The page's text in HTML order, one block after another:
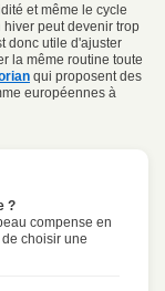
et même le cycle
peut devenir trop
donc utile d'ajuster
la même routine toute
qui proposent des
européennes à
?
compense en
choisir une